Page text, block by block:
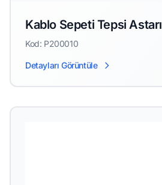
Kablo Sepeti Tepsi Astarı
Kod: P200010
Detayları Görüntüle